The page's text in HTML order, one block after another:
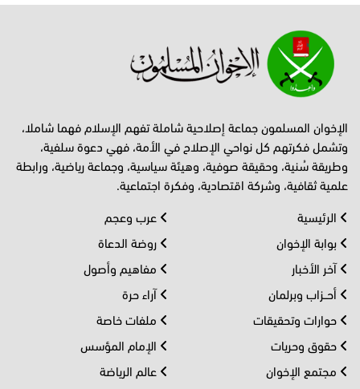
الإخوان المسلمون جماعة إصلاحية شاملة تفهم الإسلام فهما شاملا،
وتشمل فكرتهم كل نواحي الإصلاح في الأمة، فهي دعوة سلفية،
وطريقة سُنية، وحقيقة صوفية، وهيئة سياسية، وجماعة رياضية، ورابطة
علمية ثقافية، وشركة اقتصادية، وفكرة اجتماعية.
الرئيسية
بوابة الإخوان
آخر الأخبار
أحــزاب وبرلمان
حوارات وتحقيقات
حقوق وحريات
مجتمع الإخوان
عرب وعجم
روضة الدعاة
مفاهيم وأصول
آراء حرة
ملفات خاصة
الإمام المؤسس
عالم الرياضة